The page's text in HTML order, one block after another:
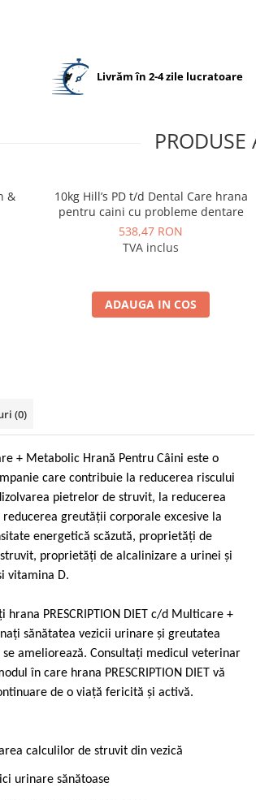
Livrăm în 2-4 zile lucratoare
PRODUSE
&
10kg Hill’s PD t/d Dental Care hrana
pentru caini cu probleme dentare
538,47 RON
TVA inclus
ADAUGA IN COS
(0)
+ Metabolic Hrană Pentru Câini este o
care contribuie la reducerea riscului
pietrelor de struvit, la reducerea
greutăţii corporale excesive la
energetică scăzută, proprietăţi de
proprietăţi de alcalinizare a urinei şi
vitamina D.
PRESCRIPTION DIET c/d Multicare +
sănătatea vezicii urinare și greutatea
ameliorează. Consultați medicul veterinar
în care hrana PRESCRIPTION DIET vă
de o viață fericită și activă.
calculilor de struvit din vezică
urinare sănătoase